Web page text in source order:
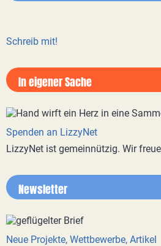
Schreib mit!
In eigener Sache
Spenden an LizzyNet
LizzyNet ist gemeinnützig. Wir
Newsletter
Neue Projekte, Wettbewerbe, Artikel